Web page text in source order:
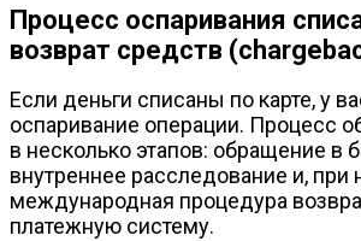
Процесс оспаривания
возврат средств
Если деньги списаны по карте, у
оспаривание операции. Процесс
в несколько этапов: обращение в
внутреннее расследование и, при
международная процедура
платежную систему.